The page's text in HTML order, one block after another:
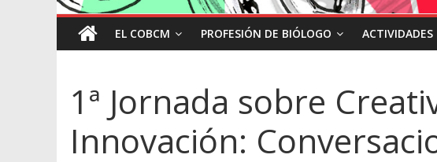
EL COBCM PROFESIÓN DE BIÓLOGO ACTIVIDADES
1ª Jornada sobre
Innovación: